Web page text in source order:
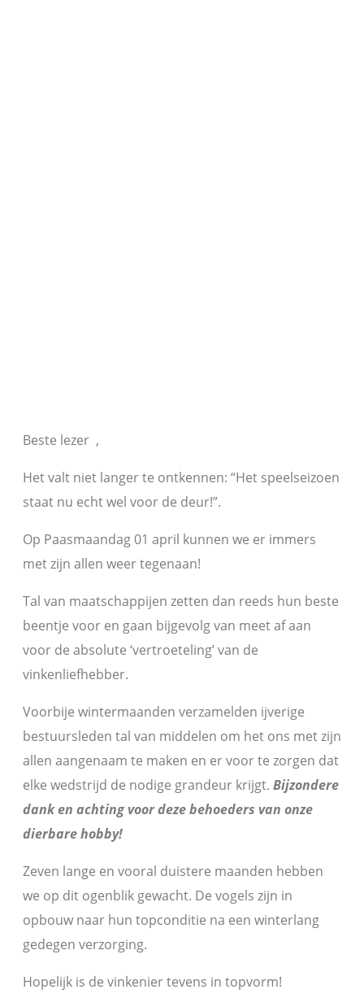
Beste lezer ,
Het valt niet langer te ontkennen: “Het speelseizoen
staat nu echt wel voor de deur!”.
Op Paasmaandag 01 april kunnen we er immers
met zijn allen weer tegenaan!
Tal van maatschappijen zetten dan reeds hun beste
beentje voor en gaan bijgevolg van meet af aan
voor de absolute ‘vertroeteling’ van de
vinkenliefhebber.
Voorbije wintermaanden verzamelden ijverige
bestuursleden tal van middelen om het ons met zijn
allen aangenaam te maken en er voor te zorgen dat
elke wedstrijd de nodige grandeur krijgt. Bijzondere
dank en achting voor deze behoeders van onze
dierbare hobby!
Zeven lange en vooral duistere maanden hebben
we op dit ogenblik gewacht. De vogels zijn in
opbouw naar hun topconditie na een winterlang
gedegen verzorging.
Hopelijk is de vinkenier tevens in topvorm!